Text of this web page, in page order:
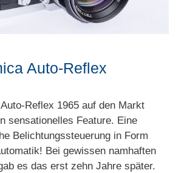
Auto-Reflex
Reflex 1965 auf den Markt
sensationelles Feature. Eine
Belichtungssteuerung in Form
Bei gewissen namhaften
es das erst zehn Jahre später.